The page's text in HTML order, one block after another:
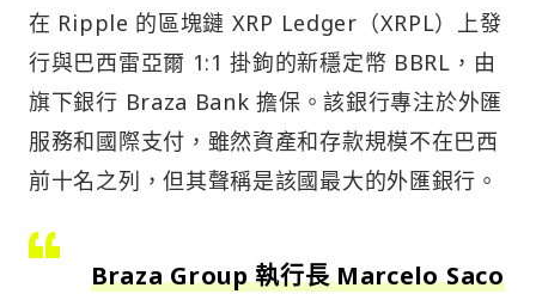
在 Ripple 的區塊鏈 XRP Ledger（XRPL）上發
行與巴西雷亞爾 1:1 掛鉤的新穩定幣 BBRL，由
旗下銀行 Braza Bank 擔保。該銀行專注於外匯
服務和國際支付，雖然資產和存款規模不在巴西
前十名之列，但其聲稱是該國最大的外匯銀行。
Braza Group 執行長 Marcelo Saco